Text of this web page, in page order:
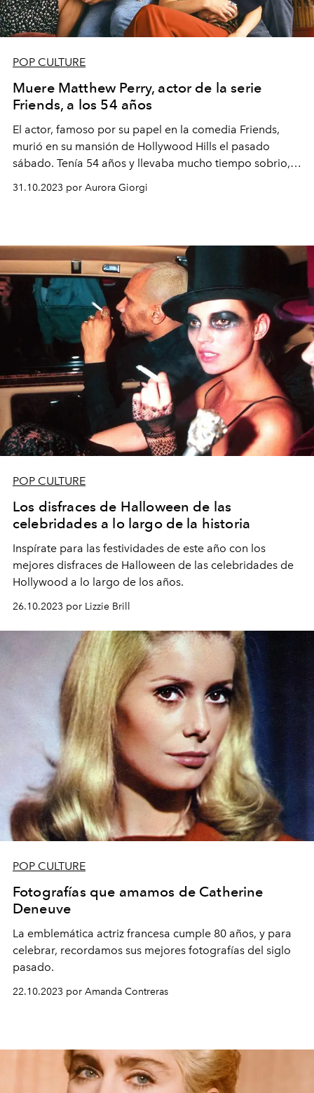
POP CULTURE
Muere Matthew Perry, actor de la serie
Friends, a los 54 años
El actor, famoso por su papel en la comedia Friends,
murió en su mansión de Hollywood Hills el pasado
sábado. Tenía 54 años y llevaba mucho tiempo sobrio,
31.10.2023 por Aurora Giorgi
POP CULTURE
Los disfraces de Halloween de las
celebridades a lo largo de la historia
Inspírate para las festividades de este año con los
mejores disfraces de Halloween de las celebridades de
Hollywood a lo largo de los años.
26.10.2023 por Lizzie Brill
POP CULTURE
Fotografías que amamos de Catherine
Deneuve
La emblemática actriz francesa cumple 80 años, y para
celebrar, recordamos sus mejores fotografías del siglo
pasado.
22.10.2023 por Amanda Contreras